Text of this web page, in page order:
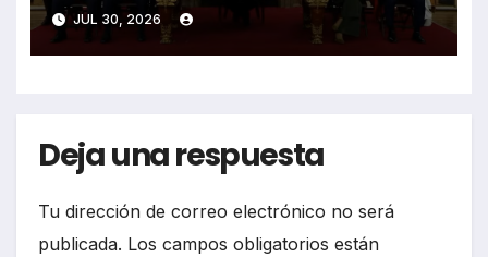
JUL 30, 2026
Deja una respuesta
Tu dirección de correo electrónico no será
publicada. Los campos obligatorios están